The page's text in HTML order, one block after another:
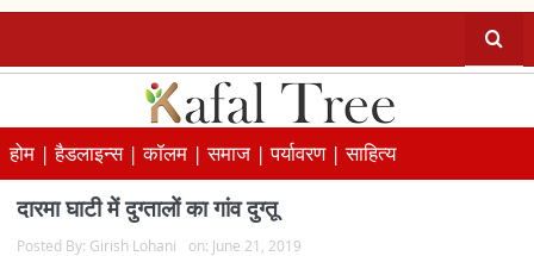
होम |हैडलाइन्स |कॉलम |समाज |पर्यावरण |साहित्य
दारमा घाटी में दुग्तालों का गांव दुग्तू
Posted By: Girish Lohani on: June 21, 2019